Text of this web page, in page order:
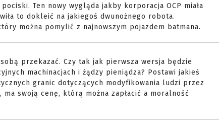
Ten nowy wygląda jakby korporacja OCP miała
to dokleić na jakiegoś dwunożnego robota.
można pomylić z najnowszym pojazdem batmana.
przekazać. Czy tak jak pierwsza wersja będzie
machinacjach i żądzy pieniądza? Postawi jakieś
granic dotyczących modyfikowania ludzi przez
swoją cenę, którą można zapłacić a moralność